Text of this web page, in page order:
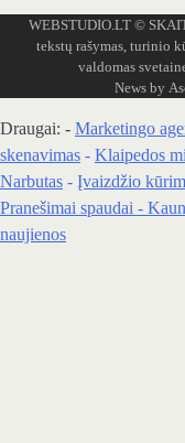
WEBSTUDIO.LT ©
tekstų rašymas, turinio
valdomas
News by
Draugai: - Marketingo
skenavimas - Klaipedos
Narbutas - Įvaizdžio
Pranešimai spaudai -
naujienos